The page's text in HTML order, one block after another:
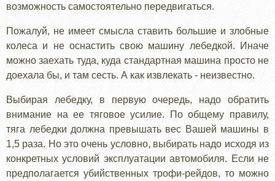
возможность самостоятельно передвигаться.
Пожалуй, не имеет смысла ставить большие и злобные
колеса и не оснастить свою машину лебедкой. Иначе
можно заехать туда, куда стандартная машина просто не
доехала бы, и там сесть. А как извлекать - неизвестно.
Выбирая лебедку, в первую очередь, надо обратить
внимание на ее тяговое усилие. По общему правилу,
тяга лебедки должна превышать вес Вашей машины в
1,5 раза. Но это очень условно, выбирать надо исходя из
конкретных условий эксплуатации автомобиля. Если не
предполагается убийственных трофи-рейдов, то можно